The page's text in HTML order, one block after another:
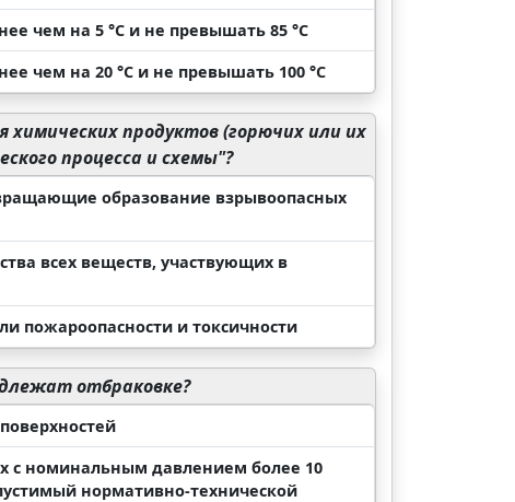
чем на 5 °C и не превышать 85 °C
чем на 20 °C и не превышать 100 °C
химических продуктов (горючих или их
процесса и схемы"?
образование взрывоопасных
всех веществ, участвующих в
пожароопасности и токсичности
отбраковке?
с номинальным давлением более 10
нормативно-технической